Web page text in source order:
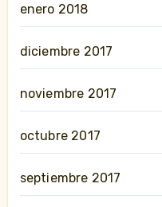
enero 2018
diciembre 2017
noviembre 2017
octubre 2017
septiembre 2017